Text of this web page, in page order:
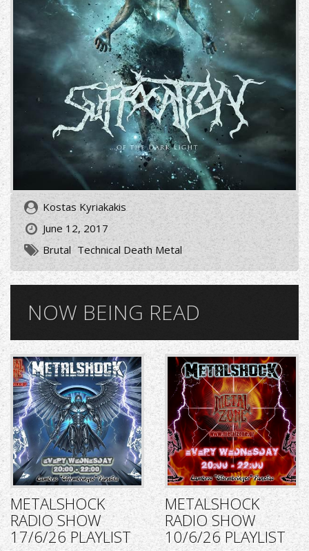
Kostas Kyriakakis
June 12, 2017
Brutal Technical Death Metal
NOW BEING READ
METALSHOCK
RADIO SHOW
17/6/26 PLAYLIST
METALSHOCK
RADIO SHOW
10/6/26 PLAYLIST